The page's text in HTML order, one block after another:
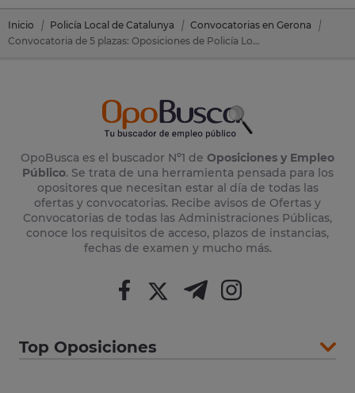
Inicio Policía Local de Catalunya
Convocatorias en Gerona
Convocatoria de 5 plazas: Oposiciones de Policía Local Catalunya en Llança (Gerona)
OpoBusca es el buscador Nº1 de Oposiciones y Empleo
Público. Se trata de una herramienta pensada para los
opositores que necesitan estar al día de todas las
ofertas y convocatorias. Recibe avisos de Ofertas y
Convocatorias de todas las Administraciones Públicas,
conoce los requisitos de acceso, plazos de instancias,
fechas de examen y mucho más.
Top Oposiciones